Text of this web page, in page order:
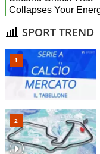
SPORT TREND